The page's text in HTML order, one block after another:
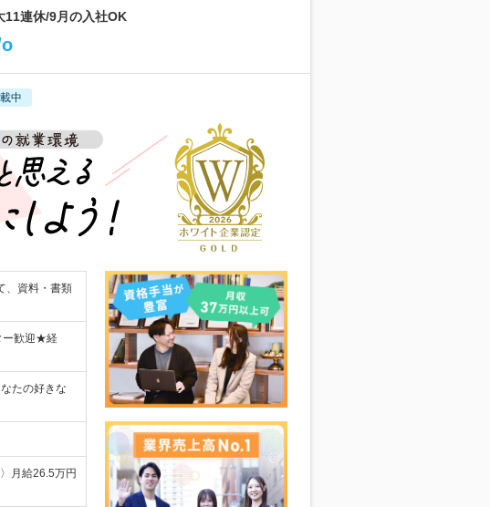
11連休/9月の入社OK
中
、資料・書類
ー歓迎★経
たの好きな
月給26.5万円